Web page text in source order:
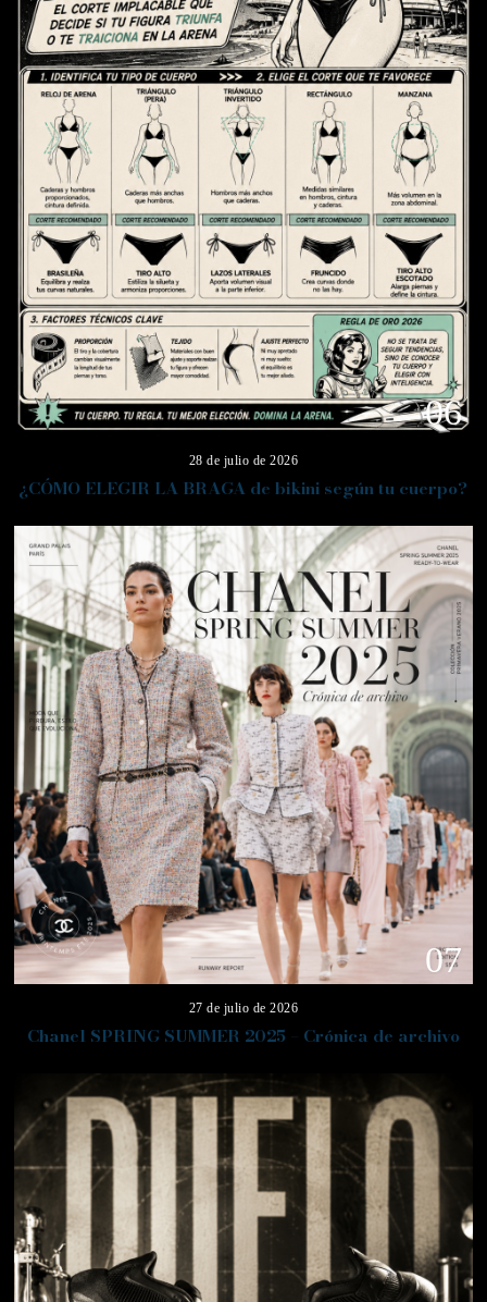
06
28 de julio de 2026
¿CÓMO ELEGIR LA BRAGA de bikini según tu cuerpo?
07
27 de julio de 2026
Chanel SPRING SUMMER 2025 – Crónica de archivo